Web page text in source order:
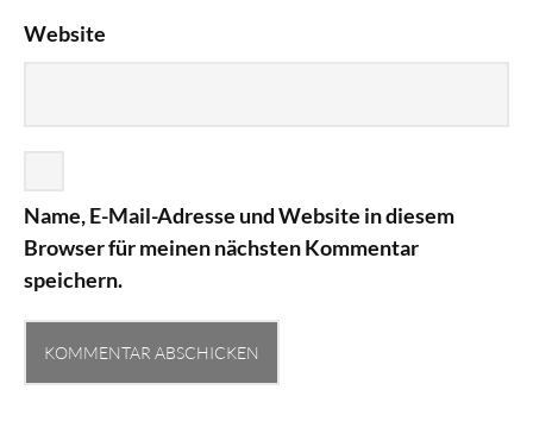
Website
Name, E-Mail-Adresse und Website in diesem
Browser für meinen nächsten Kommentar
speichern.